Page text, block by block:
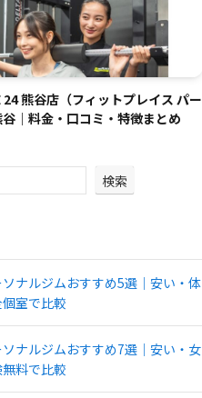
24 熊谷店（フィットプレイス パー
｜料金・口コミ・特徴まとめ
検索
ナルジムおすすめ5選｜安い・体
室で比較
ナルジムおすすめ7選｜安い・女
料で比較